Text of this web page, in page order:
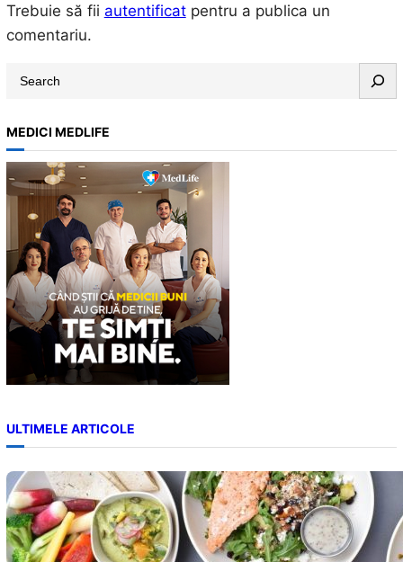
Trebuie să fii autentificatpentru a publica un
comentariu.
r
c
h
MEDICI MEDLIFE
ULTIMELE ARTICOLE